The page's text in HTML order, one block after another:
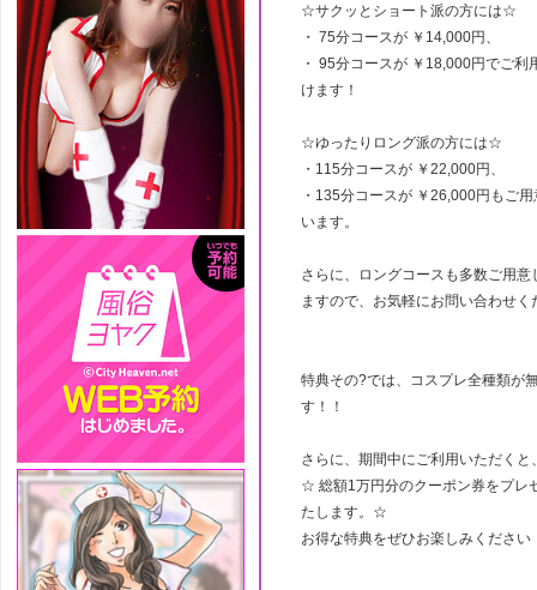
☆サクッとショート派の方には☆
・ 75分コースが ￥14,000円、
・ 95分コースが ￥18,000円でご利
けます！
☆ゆったりロング派の方には☆
・115分コースが ￥22,000円、
・135分コースが ￥26,000円もご
います。
さらに、ロングコースも多数ご用意
ますので、お気軽にお問い合わせく
特典その?では、コスプレ全種類が
す！！
さらに、期間中にご利用いただくと
☆ 総額1万円分のクーポン券をプレ
たします。☆
お得な特典をぜひお楽しみください